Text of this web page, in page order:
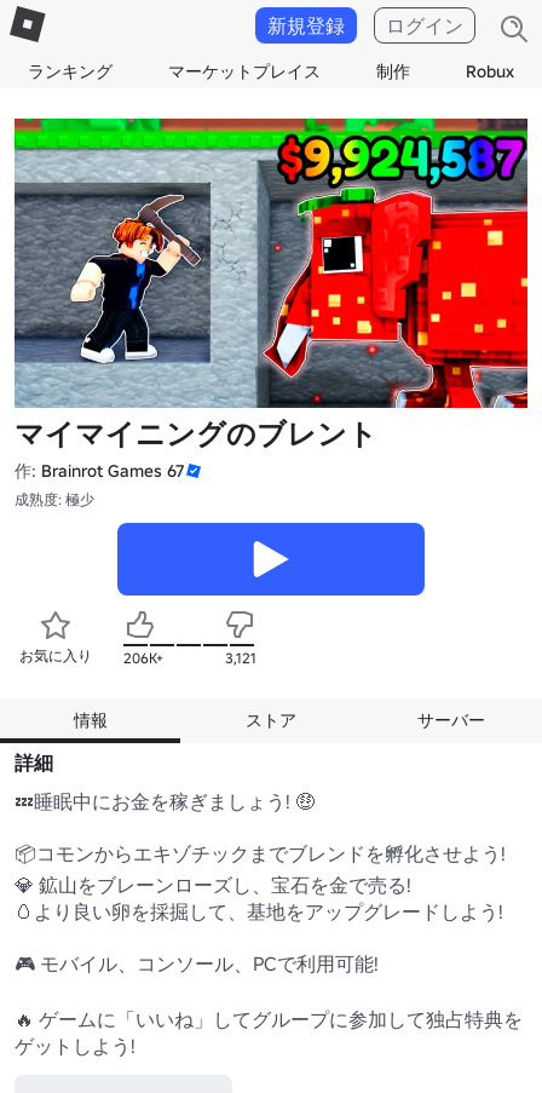
ランキング マーケットプレイス 制作 Robux
新規登録 ログイン
マイマイニングのブレント
作: Brainrot Games 67
成熟度: 極少
お気に入り 206K+ 3,121
情報 ストア サーバー
詳細
💤睡眠中にお金を稼ぎましょう! 🤑
📦コモンからエキゾチックまでブレンドを孵化させよう!
💎 鉱山をブレーンローズし、宝石を金で売る!
🥚より良い卵を採掘して、基地をアップグレードしよう!
🎮 モバイル、コンソール、PCで利用可能!
🔥 ゲームに「いいね」してグループに参加して独占特典を
ゲットしよう!